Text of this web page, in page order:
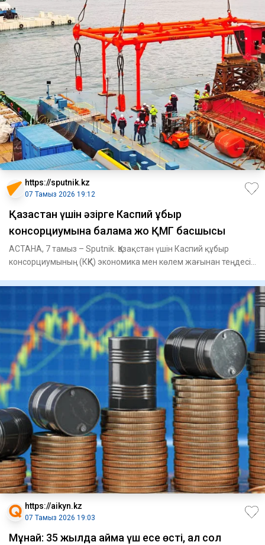
https://sputnik.kz
07 Тамыз 2026 19:12
Қазақстан үшін әзірге Каспий құбыр
консорциумына балама жоқ ҚМГ басшысы
АСТАНА, 7 тамыз – Sputnik. Қазақстан үшін Каспий құбыр
консорциумының (КҚК) экономика мен көлем жағынан теңдесі
https://aikyn.kz
07 Тамыз 2026 19:03
Мұнай: 35 жылда аймақ үш есе өсті, ал сол